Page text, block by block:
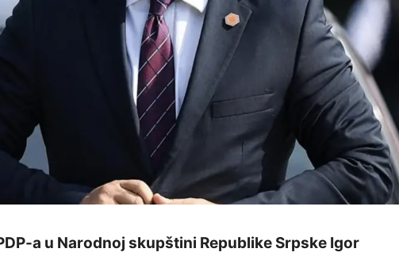
a u Narodnoj skupštini Republike Srpske Igor